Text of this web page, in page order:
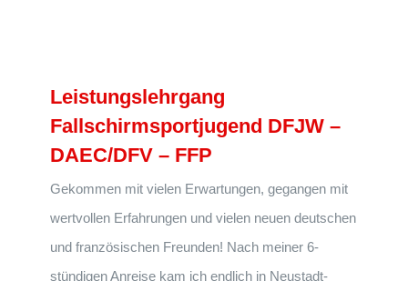
Leistungslehrgang
Fallschirmsportjugend DFJW –
DAEC/DFV – FFP
Gekommen mit vielen Erwartungen, gegangen mit
wertvollen Erfahrungen und vielen neuen deutschen
und französischen Freunden! Nach meiner 6-
stündigen Anreise kam ich endlich in Neustadt-